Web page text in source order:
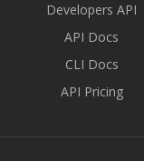
Developers API
API Docs
CLI Docs
API Pricing